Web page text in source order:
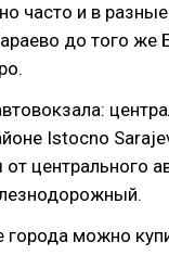
часто и в
до того же
Istocno
центрального
города можно